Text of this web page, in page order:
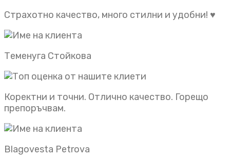
Страхотно качество, много стилни и удобни! ♥️
Теменуга Стойкова
Коректни и точни. Отлично качество. Горещо
препоръчвам.
Blagovesta Petrova